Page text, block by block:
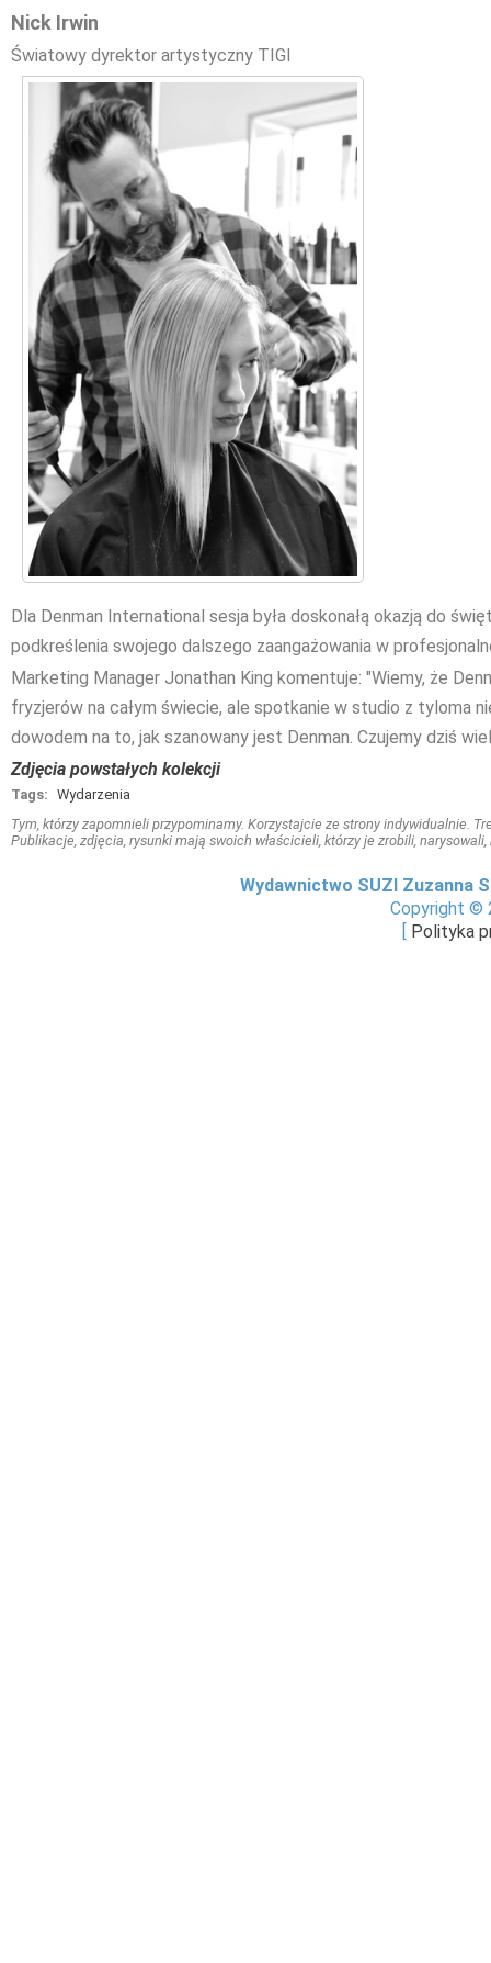
Nick Irwin
Światowy dyrektor artystyczny TIGI
Dla Denman International sesja była doskonałą okazją do
podkreślenia swojego dalszego zaangażowania w
Marketing Manager Jonathan King komentuje: "Wiemy, że
fryzjerów na całym świecie, ale spotkanie w studio z tyloma
dowodem na to, jak szanowany jest Denman. Czujemy dziś
Zdjęcia powstałych kolekcji
Tags: Wydarzenia
Tym, którzy zapomnieli przypominamy. Korzystajcie ze strony indywidualnie.
Publikacje, zdjęcia, rysunki mają swoich właścicieli, którzy je zrobili,
Wydawnictwo SUZI Zuzanna
Copyright ©
[ Polityka